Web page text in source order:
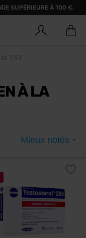
SUPÉRIEURE À 100 €.
TST
À LA
Mieux notés